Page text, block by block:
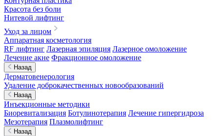
Красота без боли
Нитевой лифтинг
Уход за лицом
Аппаратная косметология
RF лифтинг Лазерная эпиляция Лазерное омоложение
Лечение акне Фракционное омоложение
Назад
Дерматовенерология
Удаление доброкачественных новообразований
Назад
Инъекционные методики
Биоревитализация Ботулинотерапия Лечение гипергидроза
Мезотерапия Плазмолифтинг
Назад